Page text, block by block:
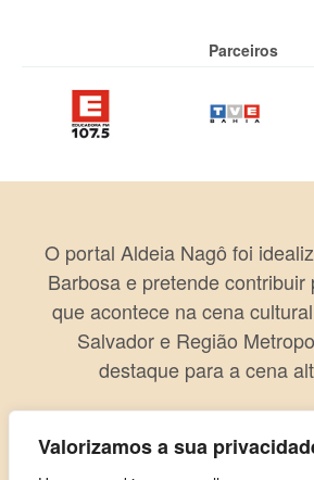
Valorizamos a sua
Parceiros
O portal Aldeia Nagô foi
Barbosa e pretende contribuir
que acontece na cena
Salvador e Região
destaque para a cena